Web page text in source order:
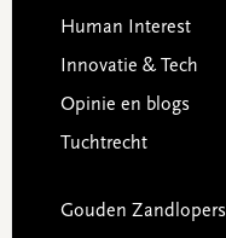
Human Interest
Innovatie & Tech
Opinie en blogs
Tuchtrecht
Gouden Zandlopers